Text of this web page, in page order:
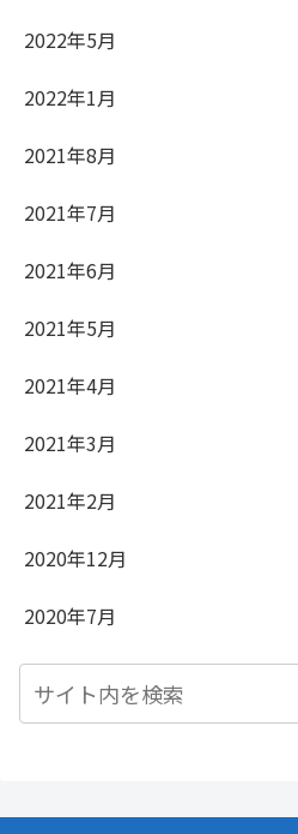
2022年5月
2022年1月
2021年8月
2021年7月
2021年6月
2021年5月
2021年4月
2021年3月
2021年2月
2020年12月
2020年7月